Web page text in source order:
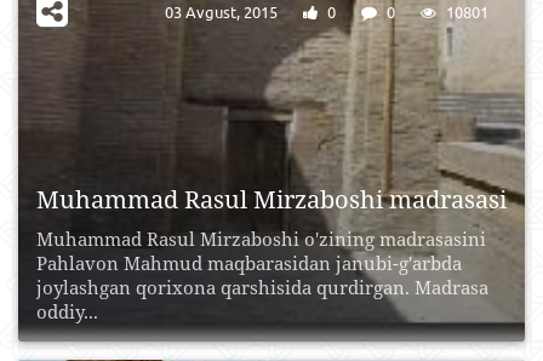
Muhammad Rasul Mirzaboshi madrasasi
Muhammad Rasul Mirzaboshi o'zining madrasasini
Pahlavon Mahmud maqbarasidan janubi-g'arbda
joylashgan qorixona qarshisida qurdirgan. Madrasa
oddiy...
03 Avgust, 2015 0 0 10801